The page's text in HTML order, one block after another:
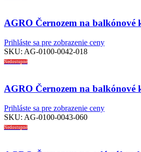
AGRO Černozem na balkónové
Prihláste sa pre zobrazenie ceny
SKU: AG-0100-0042-018
Nedostupné
AGRO Černozem na balkónové
Prihláste sa pre zobrazenie ceny
SKU: AG-0100-0043-060
Nedostupné